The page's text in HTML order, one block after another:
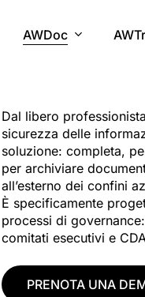
AWDoc
Dal libero
sicurezza delle
soluzione: completa,
per archiviare
all’esterno dei confini
È specificamente
processi di
comitati esecutivi e
PRENOTA UNA